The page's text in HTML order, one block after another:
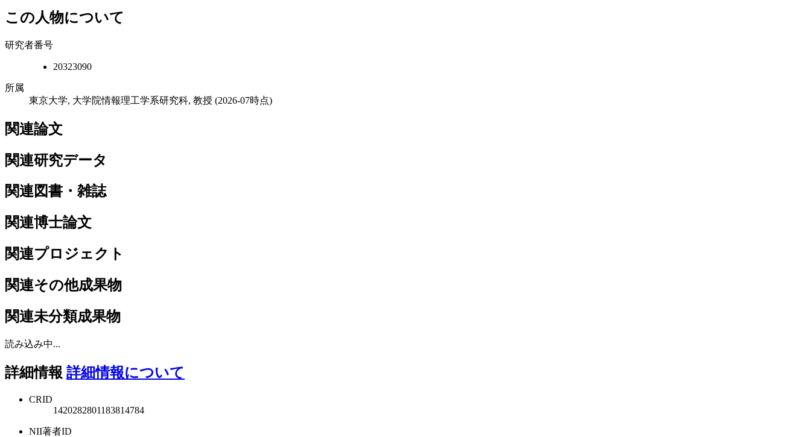
この人物について
研究者番号
20323090
所属
東京大学, 大学院情報理工学系研究科, 教授 (2026-07時点)
関連論文
関連研究データ
関連図書・雑誌
関連博士論文
関連プロジェクト
関連その他成果物
関連未分類成果物
読み込み中...
詳細情報 詳細情報について
CRID
1420282801183814784
NII著者ID